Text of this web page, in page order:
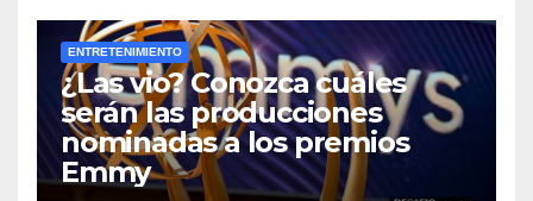
ENTRETENIMIENTO
¿Las vio? Conozca cuáles
serán las producciones
nominadas a los premios
Emmy